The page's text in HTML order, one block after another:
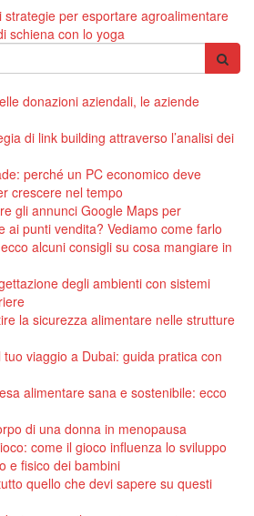
strategie per esportare agroalimentare
schiena con lo yoga
donazioni aziendali, le aziende
di link building attraverso l’analisi dei
perché un PC economico deve
crescere nel tempo
gli annunci Google Maps per
ai punti vendita? Vediamo come farlo
alcuni consigli su cosa mangiare in
degli ambienti con sistemi
la sicurezza alimentare nelle strutture
viaggio a Dubai: guida pratica con
alimentare sana e sostenibile: ecco
di una donna in menopausa
come il gioco influenza lo sviluppo
e fisico dei bambini
quello che devi sapere su questi